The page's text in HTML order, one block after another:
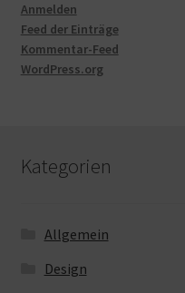
Anmelden
Feed der Einträge
Kommentar-Feed
WordPress.org
Kategorien
Allgemein
Design